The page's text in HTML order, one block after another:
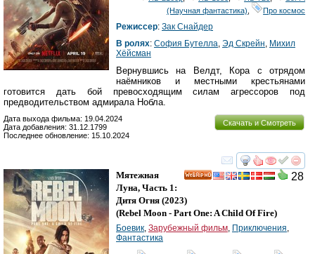
(Научная фантастика)
Про космос
Режиссер: Зак Снайдер
В ролях: София Бутелла Эд Скрейн Михил
Хёйсман
Вернувшись на Велдт, Кора с отрядом
наёмников и местными крестьянами
готовится дать бой превосходящим силам агрессоров под
предводительством адмирала Нобла.
Скачать и Смотреть
Дата выхода фильма: 19.04.2024
Дата добавления: 31.12.1799
Последнее обновление: 15.10.2024
смотреть
28
Мятежная
Луна, Часть 1:
Дитя Огня (2023)
(Rebel Moon - Part One: A Child Of Fire)
Боевик, Зарубежный фильм, Приключения,
Фантастика